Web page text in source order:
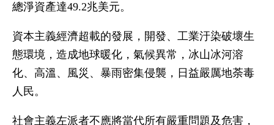
總淨資產達49.2兆美元。
資本主義經濟超載的發展，開發、工業汙染破壞生
態環境，造成地球暖化，氣候異常，冰山冰河溶
化、高溫、風災、暴雨密集侵襲，日益嚴厲地荼毒
人民。
社會主義左派者不應將當代所有嚴重問題及危害，